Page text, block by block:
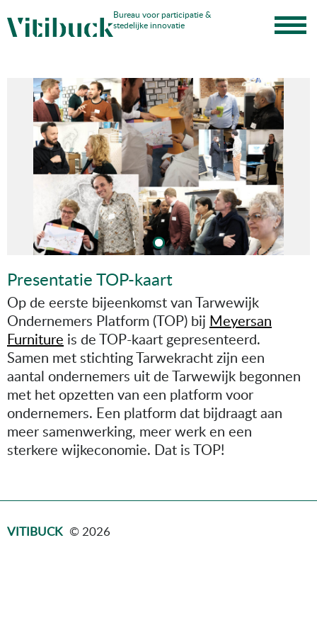
to
Bureau voor participatie &
stedelijke innovatie
Presentatie TOP-kaart
Op de eerste bijeenkomst van Tarwewijk
Ondernemers Platform (TOP) bij Meyersan
Furniture is de TOP-kaart gepresenteerd.
Samen met stichting Tarwekracht zijn een
aantal ondernemers uit de Tarwewijk begonnen
met het opzetten van een platform voor
ondernemers. Een platform dat bijdraagt aan
meer samenwerking, meer werk en een
sterkere wijkeconomie. Dat is TOP!
VITIBUCK © 2026